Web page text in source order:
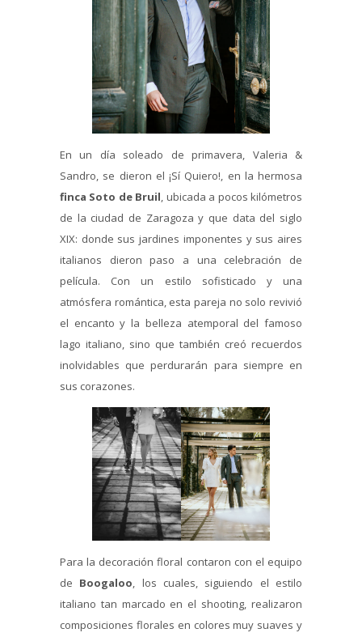
En un día soleado de primavera, Valeria &
Sandro, se dieron el ¡Sí Quiero!, en la hermosa
finca Soto de Bruil, ubicada a pocos kilómetros
de la ciudad de Zaragoza y que data del siglo
XIX: donde sus jardines imponentes y sus aires
italianos dieron paso a una celebración de
película. Con un estilo sofisticado y una
atmósfera romántica, esta pareja no solo revivió
el encanto y la belleza atemporal del famoso
lago italiano, sino que también creó recuerdos
inolvidables que perdurarán para siempre en
sus corazones.
Para la decoración floral contaron con el equipo
de Boogaloo, los cuales, siguiendo el estilo
italiano tan marcado en el shooting, realizaron
composiciones florales en colores muy suaves y